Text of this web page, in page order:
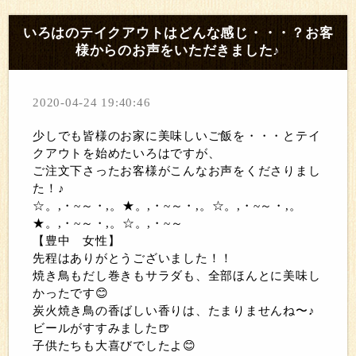
いろはのテイクアウトはどんな感じ・・・？お客
様からのお声をいただきました♪
2020-04-24 19:40:46
少しでも皆様のお家に美味しいご飯を・・・とテイ
クアウトを始めたいろはですが、
ご注文下さったお客様がこんなお声をくださりまし
た！♪
☆。,・~～・,。★。,・~～・,。☆。,・~～・,。
★。,・~～・,。☆。,・~～
【豊中 女性】
先程はありがとうございました！！
焼き鳥もだし巻きもサラダも、全部ほんとに美味し
かったです😊
炭火焼き鳥の香ばしい香りは、たまりませんね〜♪
ビールがすすみました🍺
子供たちも大喜びでしたよ😊